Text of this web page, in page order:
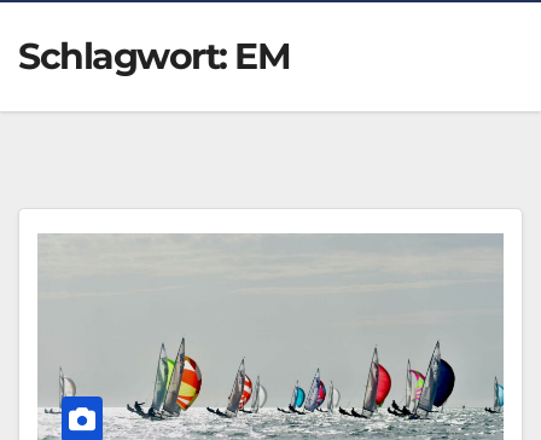
Schlagwort: EM